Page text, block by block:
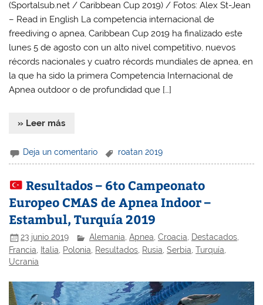
(Sportalsub.net / Caribbean Cup 2019) / Fotos: Alex St-Jean
– Read in English La competencia internacional de
freediving o apnea, Caribbean Cup 2019 ha finalizado este
lunes 5 de agosto con un alto nivel competitivo, nuevos
récords nacionales y cuatro récords mundiales de apnea, en
la que ha sido la primera Competencia Internacional de
Apnea outdoor o de profundidad que […]
» Leer más
Deja un comentario roatan 2019
Resultados – 6to Campeonato
Europeo CMAS de Apnea Indoor –
Estambul, Turquía 2019
23 junio 2019 Alemania,Apnea,Croacia, Destacados,
Francia
Italia Polonia Resultados Rusia ,Serbia ,Turquía
Ucrania